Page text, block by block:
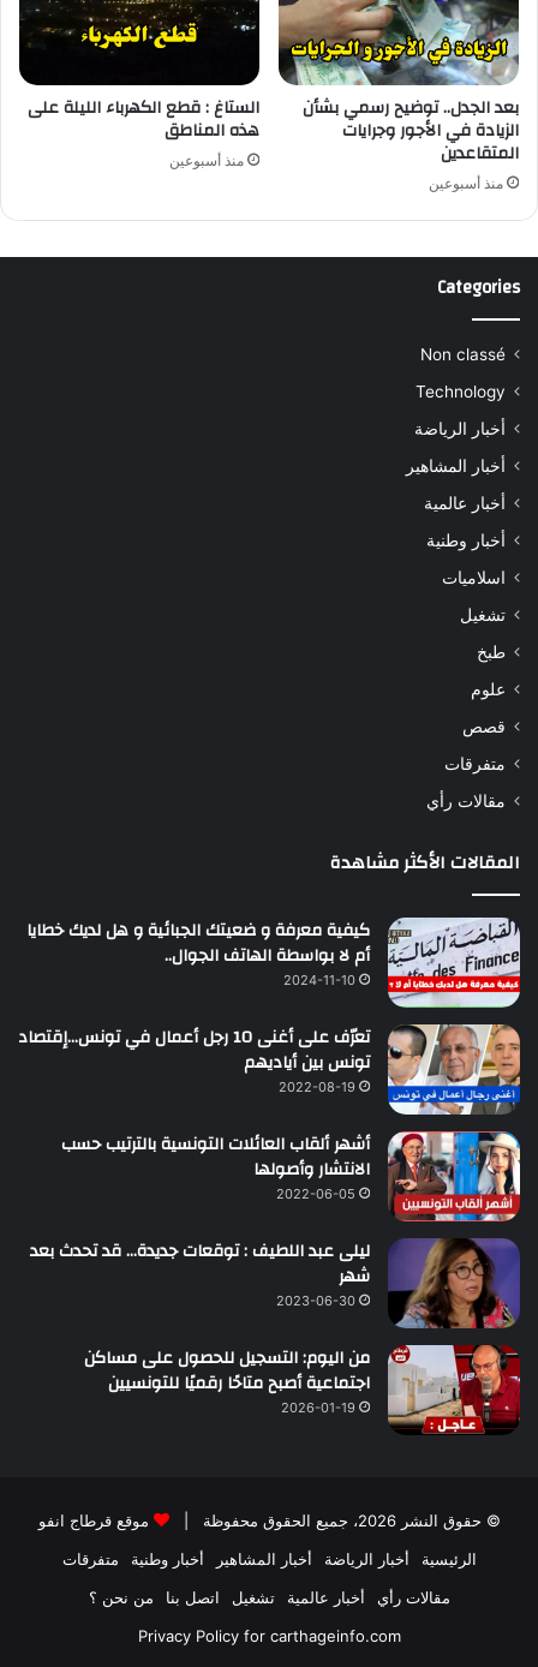
بعد الجدل.. توضيح رسمي بشأن
الزيادة في الأجور وجرايات
المتقاعدين
منذ أسبوعين
الستاغ : قطع الكهرباء الليلة على
هذه المناطق
منذ أسبوعين
Categories
Non classé
Technology
أخبار الرياضة
أخبار المشاهير
أخبار عالمية
أخبار وطنية
اسلاميات
تشغيل
طبخ
علوم
قصص
متفرقات
مقالات رأي
المقالات الأكثر مشاهدة
كيفية معرفة و ضعيتك الجبائية و هل لديك خطايا
أم لا بواسطة الهاتف الجوال..
2024-11-10
تعرّف على أغنى 10 رجل أعمال في تونس…إقتصاد
تونس بين أياديهم
2022-08-19
أشهر ألقاب العائلات التونسية بالترتيب حسب
الانتشار وأصولها
2022-06-05
ليلى عبد اللطيف : توقعات جديدة… قد تحدث بعد
شهر
2023-06-30
من اليوم: التسجيل للحصول على مساكن
اجتماعية أصبح متاحًا رقميًا للتونسيين
2026-01-19
© حقوق النشر 2026، جميع الحقوق محفوظة |
موقع قرطاج انفو
الرئيسية
أخبار الرياضة أخبار المشاهير أخبار وطنية
متفرقات
مقالات رأي
أخبار عالمية تشغيل اتصل بنا
من نحن ؟
Privacy Policy for carthageinfo.com